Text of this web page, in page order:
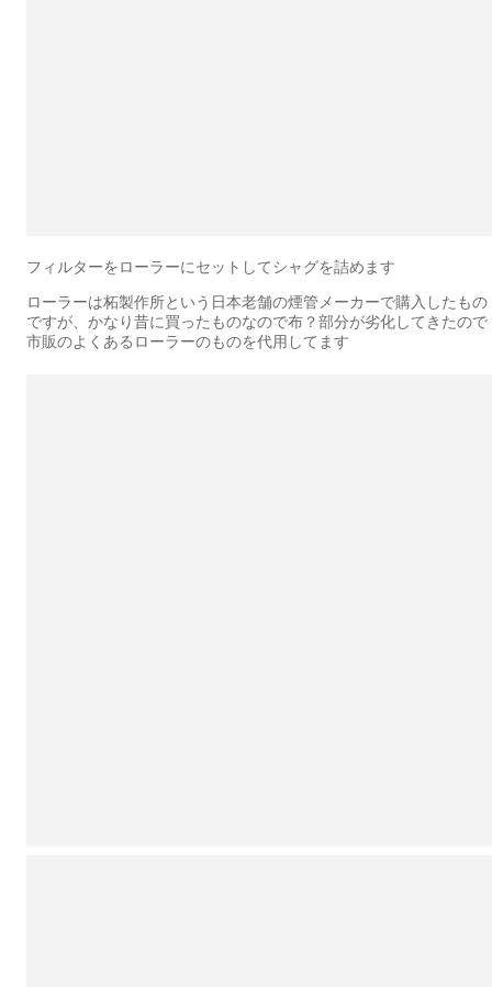
フィルターをローラーにセットしてシャグを詰めます
ローラーは柘製作所という日本老舗の煙管メーカーで購入したもの
ですが、かなり昔に買ったものなので布？部分が劣化してきたので
市販のよくあるローラーのものを代用してます